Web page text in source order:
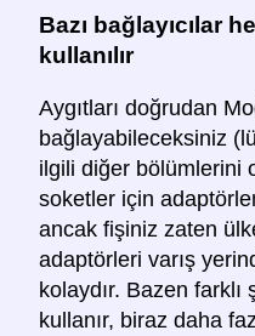
Bazı bağlayıcılar
kullanılır
Aygıtları doğrudan
bağlayabileceksiniz
ilgili diğer bölümlerini
soketler için
ancak fişiniz zaten
adaptörleri varış
kolaydır. Bazen
kullanır, biraz daha